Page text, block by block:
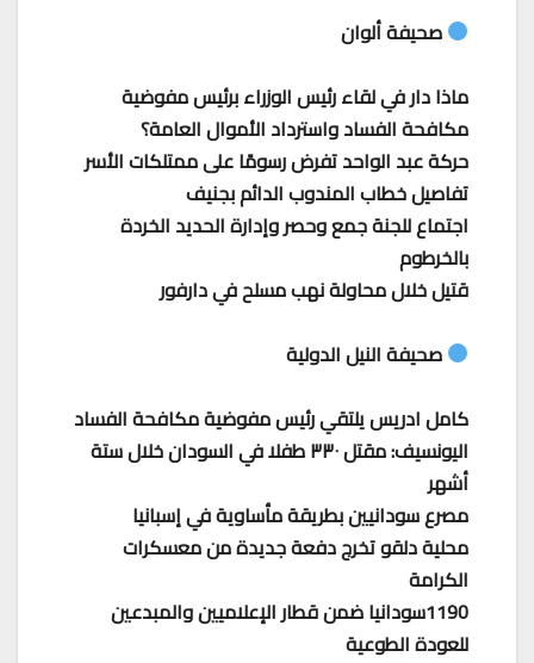
صحيفة ألوان
ماذا دار في لقاء رئيس الوزراء برئيس مفوضية
مكافحة الفساد واسترداد الأموال العامة؟
حركة عبد الواحد تفرض رسومًا على ممتلكات الأسر
تفاصيل خطاب المندوب الدائم بجنيف
اجتماع للجنة جمع وحصر وإدارة الحديد الخردة
بالخرطوم
قتيل خلال محاولة نهب مسلح في دارفور
صحيفة النيل الدولية
كامل ادريس يلتقي رئيس مفوضية مكافحة الفساد
اليونسيف: مقتل ٣٣٠ طفلا في السودان خلال ستة
أشهر
مصرع سودانيين بطريقة مأساوية في إسبانيا
محلية دلقو تخرج دفعة جديدة من معسكرات
الكرامة
1190سودانيا ضمن قطار الإعلاميين والمبدعين
للعودة الطوعية